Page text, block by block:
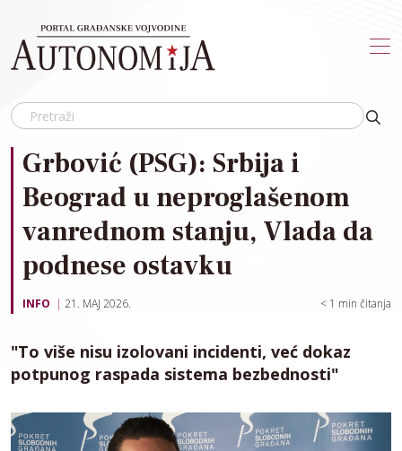
Grbović (PSG): Srbija i
Beograd u neproglašenom
vanrednom stanju, Vlada da
podnese ostavku
INFO 21. MAJ 2026. < 1 min čitanja
"To više nisu izolovani incidenti, već dokaz
potpunog raspada sistema bezbednosti"